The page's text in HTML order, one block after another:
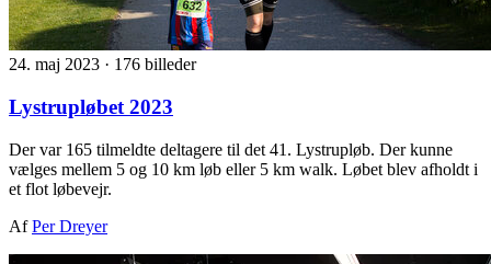
24. maj 2023 · 176 billeder
Lystrupløbet 2023
Der var 165 tilmeldte deltagere til det 41. Lystrupløb. Der kunne
vælges mellem 5 og 10 km løb eller 5 km walk. Løbet blev afholdt i
et flot løbevejr.
AfPer Dreyer